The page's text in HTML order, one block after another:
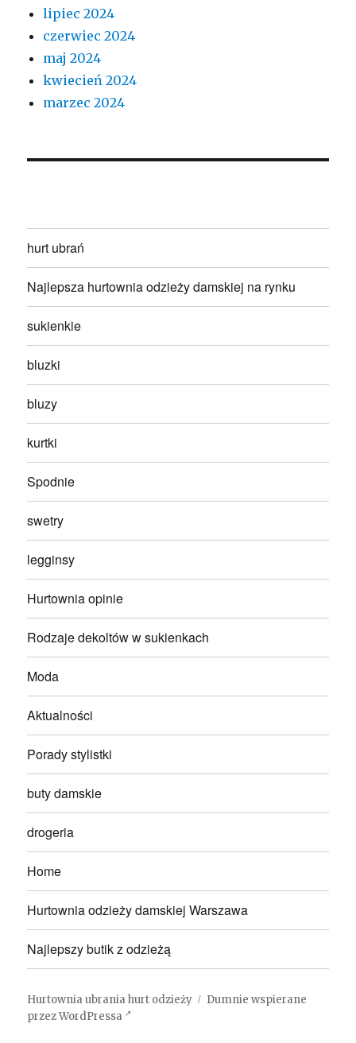
lipiec 2024
czerwiec 2024
maj 2024
kwiecień 2024
marzec 2024
hurt ubrań
Najlepsza hurtownia odzieży damskiej na rynku
sukienkie
bluzki
bluzy
kurtki
Spodnie
swetry
legginsy
Hurtownia opinie
Rodzaje dekoltów w sukienkach
Moda
Aktualności
Porady stylistki
buty damskie
drogeria
Home
Hurtownia odzieży damskiej Warszawa
Najlepszy butik z odzieżą
Hurtownia ubrania hurt odzieży
Dumnie wspierane
przez WordPressa